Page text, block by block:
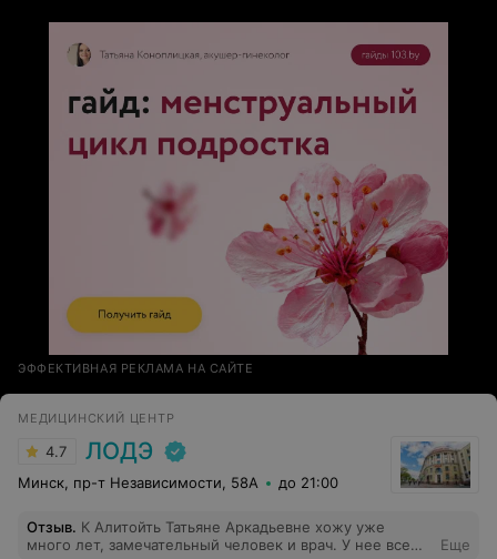
ЭФФЕКТИВНАЯ РЕКЛАМА НА САЙТЕ
МЕДИЦИНСКИЙ ЦЕНТР
4.7 ЛОДЭ
Минск, пр-т Независимости, 58А до 21:00
Отзыв. К Алитойть Татьяне Аркадьевне хожу уже
много лет, замечательный человек и врач. У нее все
Еще